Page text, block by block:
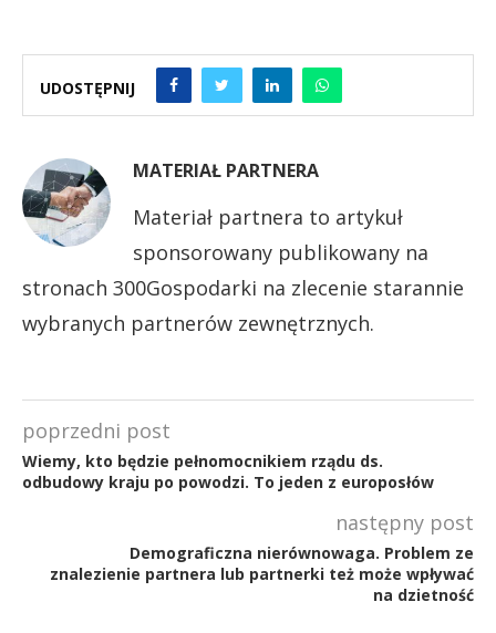
UDOSTĘPNIJ
MATERIAŁ PARTNERA
Materiał partnera to artykuł
sponsorowany publikowany na
stronach 300Gospodarki na zlecenie starannie
wybranych partnerów zewnętrznych.
poprzedni post
Wiemy, kto będzie pełnomocnikiem rządu ds.
odbudowy kraju po powodzi. To jeden z europosłów
następny post
Demograficzna nierównowaga. Problem ze
znalezienie partnera lub partnerki też może wpływać
na dzietność